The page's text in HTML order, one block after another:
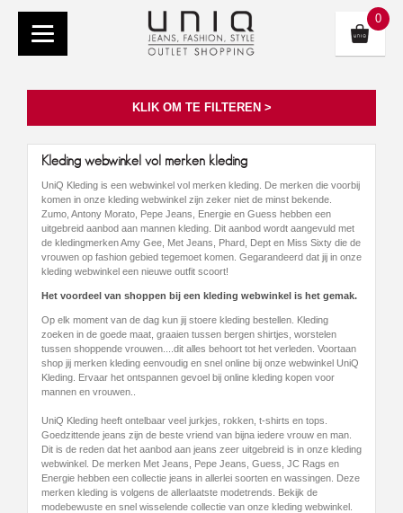
0
KLIK OM TE FILTEREN >
Kleding webwinkel vol merken kleding
UniQ Kleding is een webwinkel vol merken kleding. De merken die voorbij
komen in onze kleding webwinkel zijn zeker niet de minst bekende.
Zumo, Antony Morato, Pepe Jeans, Energie en Guess hebben een
uitgebreid aanbod aan mannen kleding. Dit aanbod wordt aangevuld met
de kledingmerken Amy Gee, Met Jeans, Phard, Dept en Miss Sixty die de
vrouwen op fashion gebied tegemoet komen. Gegarandeerd dat jij in onze
kleding webwinkel een nieuwe outfit scoort!
Het voordeel van shoppen bij een kleding webwinkel is het gemak.
Op elk moment van de dag kun jij stoere kleding bestellen. Kleding
zoeken in de goede maat, graaien tussen bergen shirtjes, worstelen
tussen shoppende vrouwen....dit alles behoort tot het verleden. Voortaan
shop jij merken kleding eenvoudig en snel online bij onze webwinkel UniQ
Kleding. Ervaar het ontspannen gevoel bij online kleding kopen voor
mannen en vrouwen..
UniQ Kleding heeft ontelbaar veel jurkjes, rokken, t-shirts en tops.
Goedzittende jeans zijn de beste vriend van bijna iedere vrouw en man.
Dit is de reden dat het aanbod aan jeans zeer uitgebreid is in onze kleding
webwinkel. De merken Met Jeans, Pepe Jeans, Guess, JC Rags en
Energie hebben een collectie jeans in allerlei soorten en wassingen. Deze
merken kleding is volgens de allerlaatste modetrends. Bekijk de
modebewuste en snel wisselende collectie van onze kleding webwinkel.